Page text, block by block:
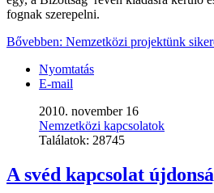
fognak szerepelni.
Bővebben: Nemzetközi projektünk
Nyomtatás
E-mail
2010. november 16
Nemzetközi kapcsolatok
Találatok: 28745
A svéd kapcsolat